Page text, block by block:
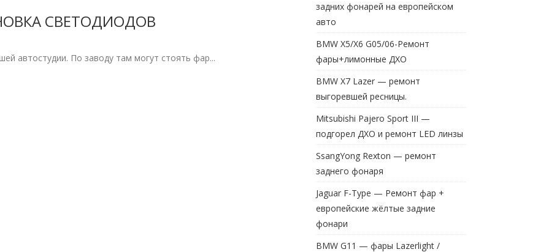
СВЕТОДИОДОВ
автостудии. По заводу там могут стоять фар...
задних фонарей на европейском
авто
BMW X5/X6 G05/06-Ремонт
фары+лимонные ДХО
BMW X7 Lazer — ремонт
выгоревшей ресницы.
Mitsubishi Pajero Sport III —
подгорел ДХО и ремонт LED линзы
SsangYong Rexton — ремонт
заднего фонаря
Jaguar F-Type — Ремонт фар +
европейские жёлтые задние
фонари
BMW G11 — фары Lazerlight /